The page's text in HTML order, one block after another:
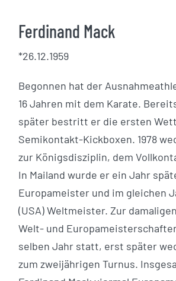
Ferdinand Mack
*26.12.1959
Begonnen hat der
16 Jahren mit dem Karate.
später bestritt er die ersten
Semikontakt-Kickboxen. 1978
zur Königsdisziplin, dem
In Mailand wurde er ein Jahr
Europameister und im gleichen
(USA) Weltmeister. Zur
Welt- und
selben Jahr statt, erst später
zum zweijährigen Turnus.